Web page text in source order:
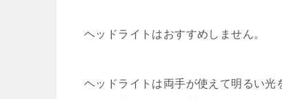
ヘッドライトはおすすめしません。
ヘッドライトは両手が使えて明るい